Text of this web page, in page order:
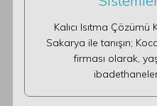
Kalıcı Isıtma
Sakarya ile tanışın;
firması olarak,